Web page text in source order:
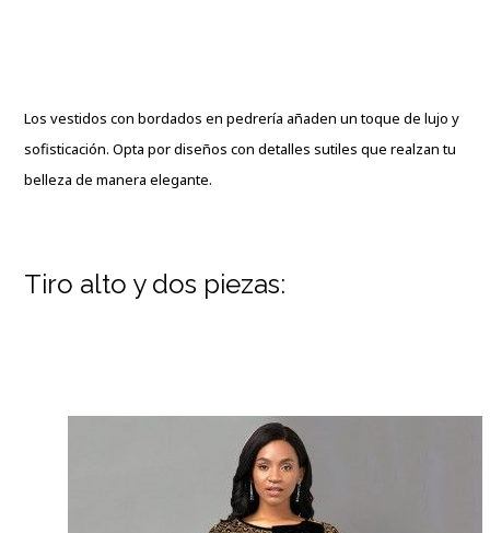
Los vestidos con bordados en pedrería añaden un toque de lujo y
sofisticación. Opta por diseños con detalles sutiles que realzan tu
belleza de manera elegante.
Tiro alto y dos piezas: